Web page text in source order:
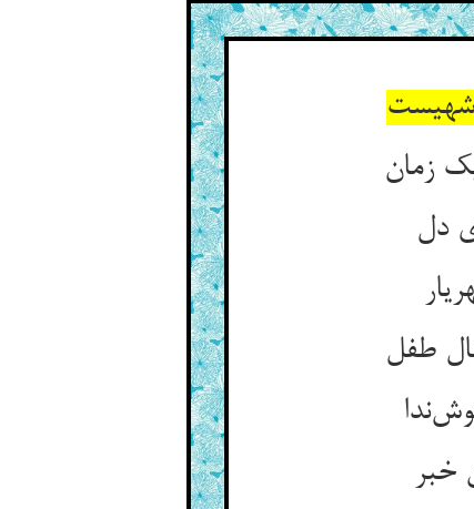
شهیست
زمان
دل
طفل
خبر